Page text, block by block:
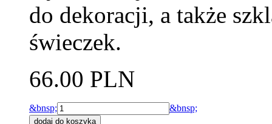
do dekoracji, a także
świeczek.
66.00 PLN
&bnsp; &bnsp;